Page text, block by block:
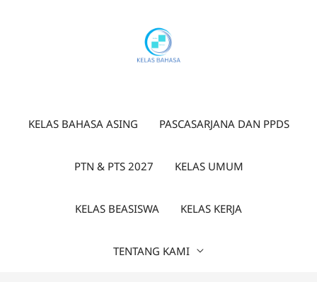
KELAS BAHASA ASING PASCASARJANA DAN PPDS
PTN & PTS 2027 KELAS UMUM
KELAS BEASISWA KELAS KERJA
TENTANG KAMI